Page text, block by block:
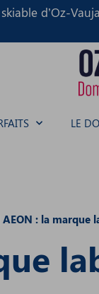
d’Oz-
LE
AEON : la marque